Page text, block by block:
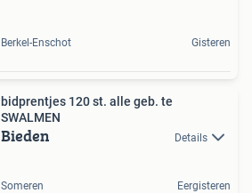
Berkel-Enschot Gisteren
bidprentjes 120 st. alle geb. te
SWALMEN
Bieden Details
Someren Eergisteren